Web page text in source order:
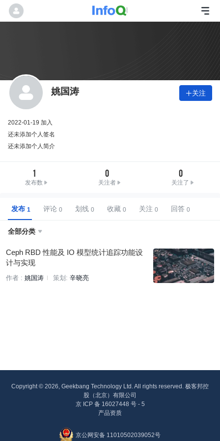
姚国涛 关注
2022-01-19 加入
还未添加个人签名
还未添加个人简介
1
发布数
0
关注者
0
关注了
发布 评论 划线 收藏 关注 回答
全部分类 
Ceph RBD 性能及 IO 模型统计追踪功能设
计与实现
作者 : 姚国涛 策划: 辛晓亮
Copyright © 2026, Geekbang Technology Ltd. All rights reserved. 极客邦控
股（北京）有限公司
京 ICP 备 16027448 号 - 5
产品资质
京公网安备 11010502039052号